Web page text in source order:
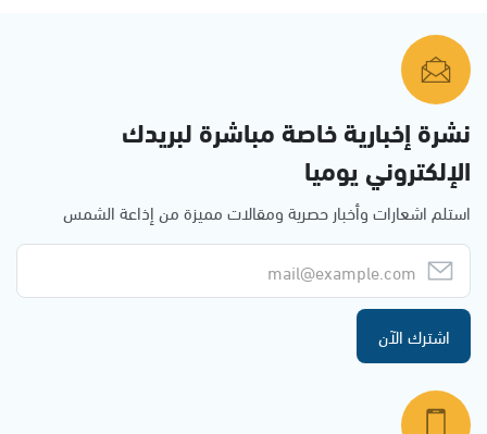
نشرة إخبارية خاصة مباشرة لبريدك
الإلكتروني يوميا
استلم اشعارات وأخبار حصرية ومقالات مميزة من إذاعة الشمس
اشترك الآن